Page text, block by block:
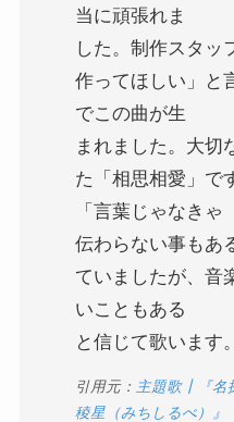
当に頑張れま
した。制作スタッ
作ってほしい」と
でこの曲が生
まれました。大切
た「相思相愛」で
「言葉じゃなきゃ
伝わらない事もあ
ていましたが、音
いこともある
と信じて歌います。
引用元： 主題歌┃『名
稜星（みちしるべ）』